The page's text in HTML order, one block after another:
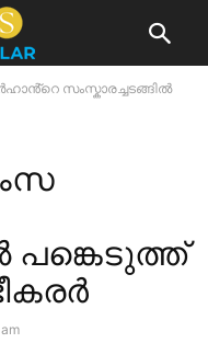
സംസ്കാരച്ചടങ്ങിൽ
പങ്കെടുത്ത്